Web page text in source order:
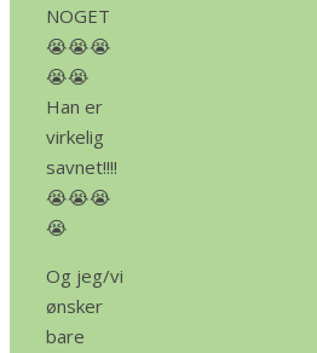
NOGET
😭😭😭
😭😭
Han er
virkelig
savnet!!!!
😭😭😭
😭
Og jeg/vi
ønsker
bare